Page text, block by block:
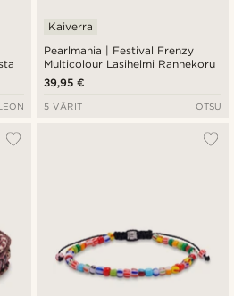
Pearlmania | Festival Frenzy
Multicolour Lasihelmi Rannekoru
Kaiverra
39,95 €
5 VÄRIT OTSU